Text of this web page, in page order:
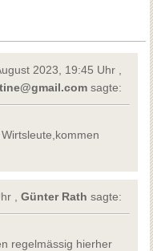
2023, 19:45 Uhr ,
sagte:
,Günter Rath sagte:
regelmässig hierher